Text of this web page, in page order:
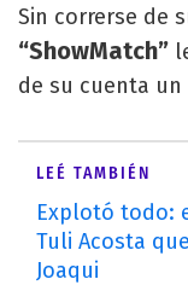
Sin correrse de
“ShowMatch”
de su cuenta un
LEÉ TAMBIÉN
Explotó todo:
Tuli Acosta
Joaqui